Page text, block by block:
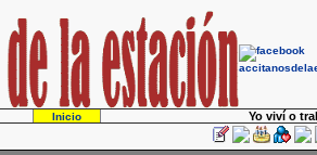
Inicio Yo viví o